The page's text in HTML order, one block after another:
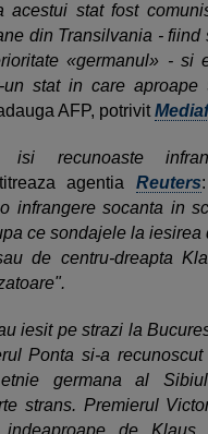
acestui stat fost
din Transilvania - fiind
«germanul» - si
un stat in care
AFP, potrivit
isi recunoaste
agentia Reuters:
infrangere socanta in
ce sondajele la iesirea
de centru-dreapta
iesit pe strazi la
Ponta si-a
germana al
strans. Premierul